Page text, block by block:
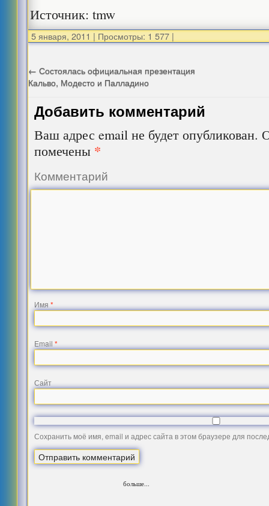
Источник: tmw
5 января, 2011 | Просмотры: 1 577 |
← Состоялась официальная презентация
Кальво, Модесто и Палладино
Добавить комментарий
Ваш адрес email не будет опубликован.
помечены *
Комментарий
Имя*
Email*
Сайт
Сохранить моё имя, email и адрес сайта в этом браузере для
больше...